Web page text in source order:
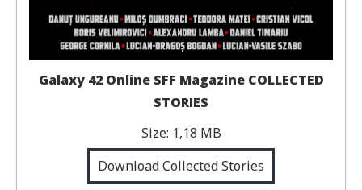
Galaxy 42 Online SFF Magazine COLLECTED
STORIES
Size: 1,18 MB
Download Collected Stories